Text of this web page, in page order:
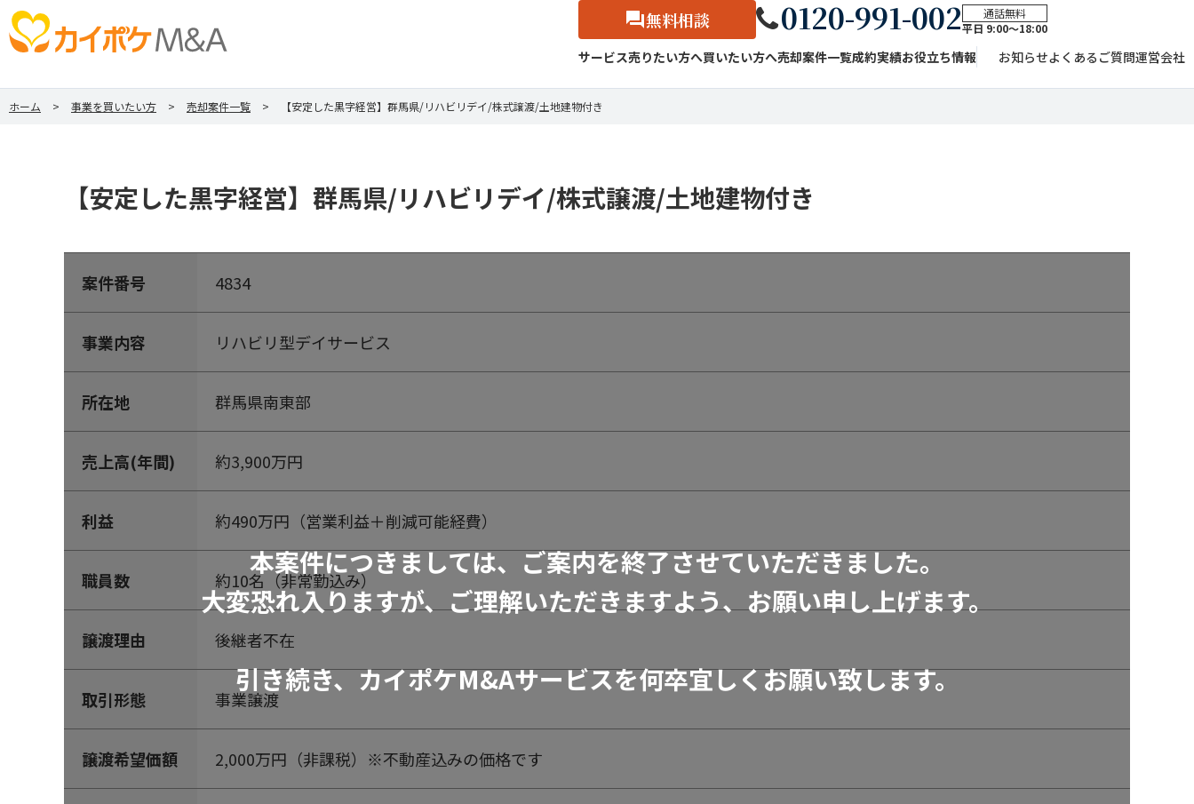
無料相談 0120-991-002
通話無料
平日 9:00〜18:00
サービス売りたい方へ買いたい方へ売却案件一覧成約実績お役立ち情報 お知らせよくあるご質問運営会社
ホーム 事業を買いたい方 売却案件一覧 【安定した黒字経営】群馬県/リハビリデイ/株式譲渡/土地建物付き
【安定した黒字経営】群馬県/リハビリデイ/株式譲渡/土地建物付き
本案件につきましては、ご案内を終了させていただきました。
大変恐れ入りますが、ご理解いただきますよう、お願い申し上げます。
引き続き、カイポケM&Aサービスを何卒宜しくお願い致します。
案件番号 4834
事業内容 リハビリ型デイサービス
所在地 群馬県南東部
売上高(年間) 約3,900万円
利益 約490万円（営業利益＋削減可能経費）
職員数 約10名（非常勤込み）
譲渡理由 後継者不在
取引形態 事業譲渡
譲渡希望価額 2,000万円（非課税）※不動産込みの価格です